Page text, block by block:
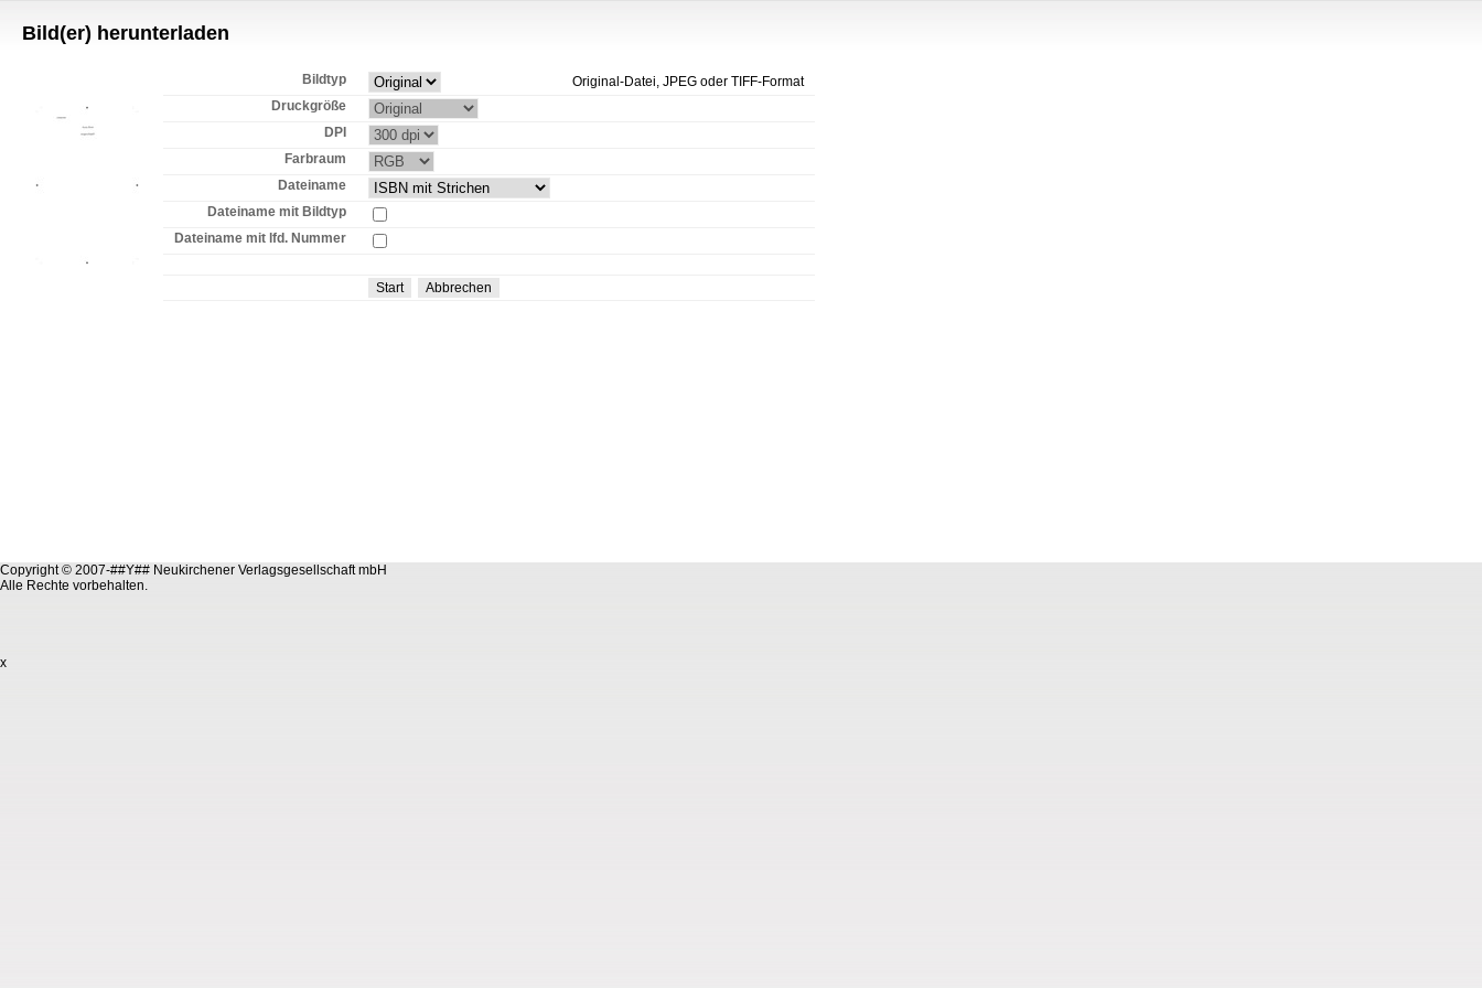
Bild(er) herunterladen
Bildtyp
Original-Datei, JPEG oder TIFF-Format
Druckgröße
DPI
Farbraum
Dateiname
Dateiname mit Bildtyp
Dateiname mit lfd. Nummer
Copyright © 2007-##Y## Neukirchener Verlagsgesellschaft mbH
Alle Rechte vorbehalten.
x